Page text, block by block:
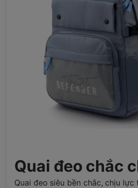
Quai đeo chắc
Quai đeo siêu bền chắc, chịu